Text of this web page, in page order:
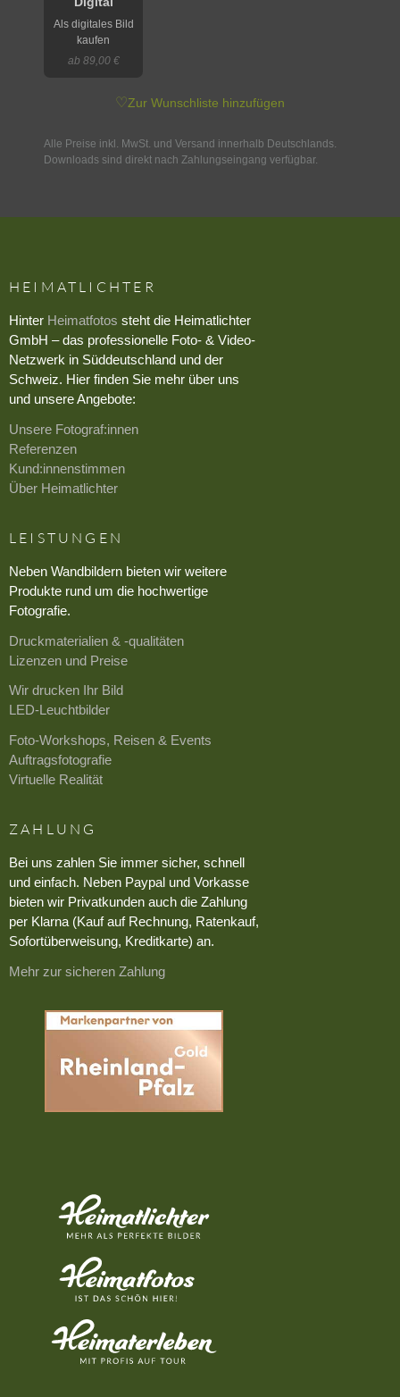
Als digitales Bild
kaufen
ab 89,00 €
♡Zur Wunschliste hinzufügen
Alle Preise inkl. MwSt. und Versand innerhalb Deutschlands.
Downloads sind direkt nach Zahlungseingang verfügbar.
HEIMATLICHTER
Hinter Heimatfotos steht die Heimatlichter
GmbH – das professionelle Foto- & Video-
Netzwerk in Süddeutschland und der
Schweiz. Hier finden Sie mehr über uns
und unsere Angebote:
Unsere Fotograf:innen
Referenzen
Kund:innenstimmen
Über Heimatlichter
LEISTUNGEN
Neben Wandbildern bieten wir weitere
Produkte rund um die hochwertige
Fotografie.
Druckmaterialien & -qualitäten
Lizenzen und Preise
Wir drucken Ihr Bild
LED-Leuchtbilder
Foto-Workshops, Reisen & Events
Auftragsfotografie
Virtuelle Realität
ZAHLUNG
Bei uns zahlen Sie immer sicher, schnell
und einfach. Neben Paypal und Vorkasse
bieten wir Privatkunden auch die Zahlung
per Klarna (Kauf auf Rechnung, Ratenkauf,
Sofortüberweisung, Kreditkarte) an.
Mehr zur sicheren Zahlung